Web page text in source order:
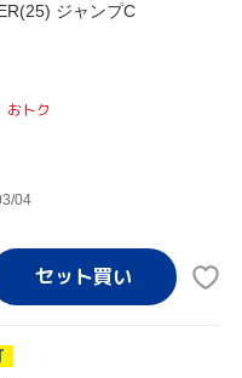
ジャンプC
おトク
04